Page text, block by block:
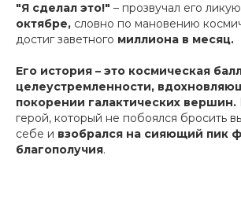
"Я сделал это!" – прозвучал его
октябре, словно по мановению
достиг заветного миллиона в месяц.
Его история – это космическая
целеустремленности,
покорении галактических вершин.
герой, который не побоялся бросить
себе и взобрался на сияющий пик
благополучия.